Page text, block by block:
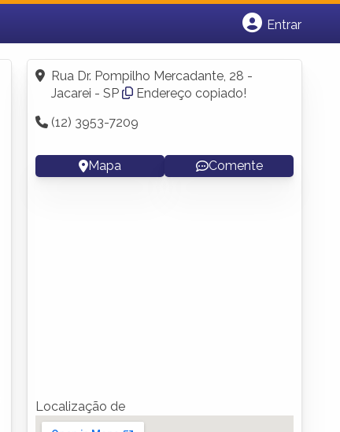
Entrar
Fazer login
Criar conta
Rua Dr. Pompilho Mercadante, 28 -
Jacarei - SP
Endereço copiado!
(12) 3953-7209
Mapa Comente
Localização de